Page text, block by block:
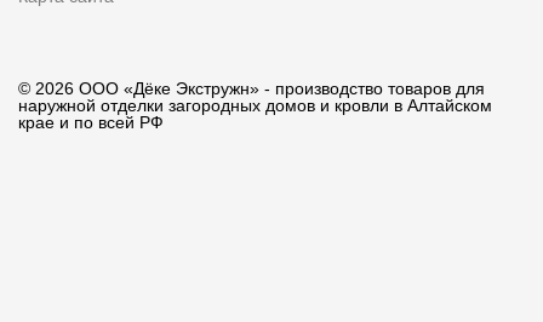
© 2026 ООО «Дёке Экстружн» - производство товаров для
наружной отделки загородных домов и кровли в Алтайском
крае и по всей РФ